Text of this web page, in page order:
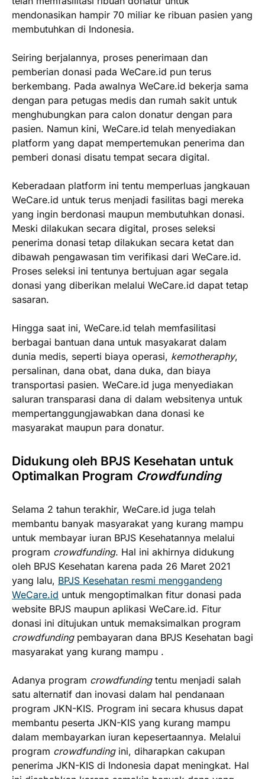
mendonasikan hampir 70 miliar ke ribuan pasien yang
membutuhkan di Indonesia.
Seiring berjalannya, proses penerimaan dan
pemberian donasi pada WeCare.id pun terus
berkembang. Pada awalnya WeCare.id bekerja sama
dengan para petugas medis dan rumah sakit untuk
menghubungkan para calon donatur dengan para
pasien. Namun kini, WeCare.id telah menyediakan
platform yang dapat mempertemukan penerima dan
pemberi donasi disatu tempat secara digital.
Keberadaan platform ini tentu memperluas jangkauan
WeCare.id untuk terus menjadi fasilitas bagi mereka
yang ingin berdonasi maupun membutuhkan donasi.
Meski dilakukan secara digital, proses seleksi
penerima donasi tetap dilakukan secara ketat dan
dibawah pengawasan tim verifikasi dari WeCare.id.
Proses seleksi ini tentunya bertujuan agar segala
donasi yang diberikan melalui WeCare.id dapat tetap
sasaran.
Hingga saat ini, WeCare.id telah memfasilitasi
berbagai bantuan dana untuk masyakarat dalam
dunia medis, seperti biaya operasi, kemotheraphy,
persalinan, dana obat, dana duka, dan biaya
transportasi pasien. WeCare.id juga menyediakan
saluran transparasi dana di dalam websitenya untuk
mempertanggungjawabkan dana donasi ke
masyarakat maupun para donatur.
Didukung oleh BPJS Kesehatan untuk
Optimalkan Program Crowdfunding
Selama 2 tahun terakhir, WeCare.id juga telah
membantu banyak masyarakat yang kurang mampu
untuk membayar iuran BPJS Kesehatannya melalui
program crowdfunding. Hal ini akhirnya didukung
oleh BPJS Kesehatan karena pada 26 Maret 2021
yang lalu, BPJS Kesehatan resmi menggandeng
WeCare.id untuk mengoptimalkan fitur donasi pada
website BPJS maupun aplikasi WeCare.id. Fitur
donasi ini ditujukan untuk memaksimalkan program
crowdfundingpembayaran dana BPJS Kesehatan bagi
masyarakat yang kurang mampu .
Adanya program crowdfundingtentu menjadi salah
satu alternatif dan inovasi dalam hal pendanaan
program JKN-KIS. Program ini secara khusus dapat
membantu peserta JKN-KIS yang kurang mampu
dalam membayarkan iuran kepesertaannya. Melalui
program crowdfunding ini, diharapkan cakupan
penerima JKN-KIS di Indonesia dapat meningkat. Hal